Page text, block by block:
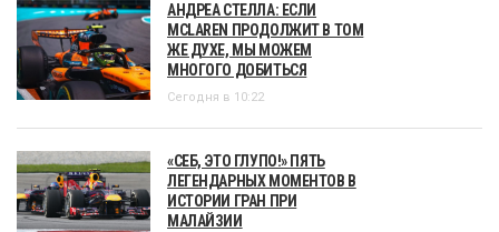
АНДРЕА СТЕЛЛА: ЕСЛИ
MCLAREN ПРОДОЛЖИТ В ТОМ
ЖЕ ДУХЕ, МЫ МОЖЕМ
МНОГОГО ДОБИТЬСЯ
Сегодня в 10:22
«СЕБ, ЭТО ГЛУПО!» ПЯТЬ
ЛЕГЕНДАРНЫХ МОМЕНТОВ В
ИСТОРИИ ГРАН ПРИ
МАЛАЙЗИИ